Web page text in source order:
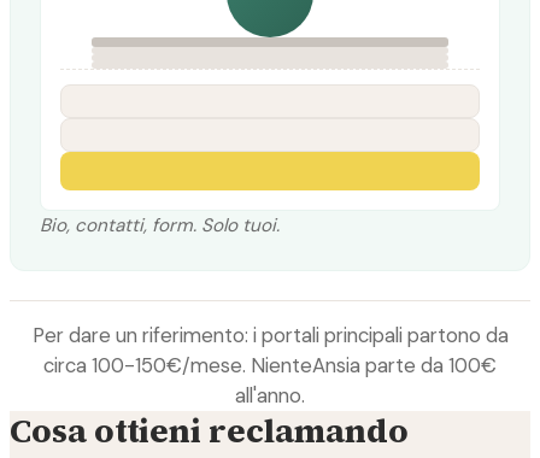
Bio, contatti, form. Solo tuoi.
Per dare un riferimento: i portali principali partono da
circa 100-150€/mese. NienteAnsia parte da 100€
all'anno.
Cosa ottieni reclamando